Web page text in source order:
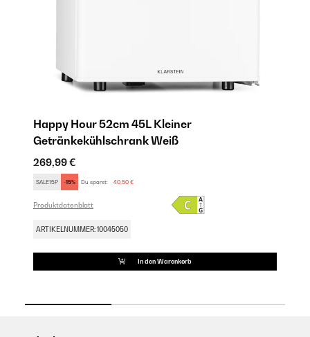
Happy Hour 52cm 45L Kleiner
Getränkekühlschrank Weiß
269,99 €
SALE15P -15% Du sparst: 40,50 €
Produktdatenblatt
ARTIKELNUMMER: 10045050
In den Warenkorb